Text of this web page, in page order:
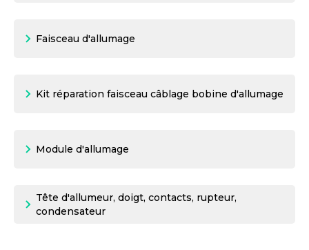
Faisceau d'allumage
Kit réparation faisceau câblage bobine d'allumage
Module d'allumage
Tête d'allumeur, doigt, contacts, rupteur,
condensateur